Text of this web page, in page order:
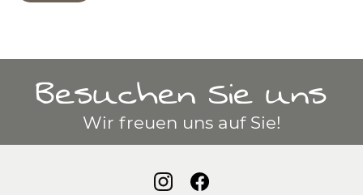
Besuchen Sie uns
Wir freuen uns auf Sie!